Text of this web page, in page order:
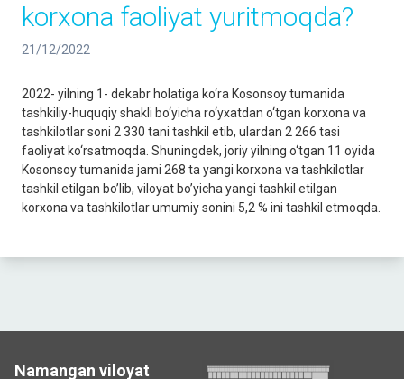
korxona faoliyat yuritmoqda?
21/12/2022
2022- yilning 1- dekabr holatiga ko‘ra Kosonsoy tumanida
tashkiliy-huquqiy shakli bo‘yicha ro‘yxatdan o‘tgan korxona va
tashkilotlar soni 2 330 tani tashkil etib, ulardan 2 266 tasi
faoliyat ko‘rsatmoqda. Shuningdek, joriy yilning o‘tgan 11 oyida
Kosonsoy tumanida jami 268 ta yangi korxona va tashkilotlar
tashkil etilgan bo’lib, viloyat bo’yicha yangi tashkil etilgan
korxona va tashkilotlar umumiy sonini 5,2 % ini tashkil etmoqda.
Namangan viloyat